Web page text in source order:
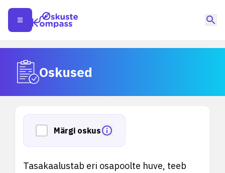
Oskused
Märgi oskus
Tasakaalustab eri osapoolte huve, teeb